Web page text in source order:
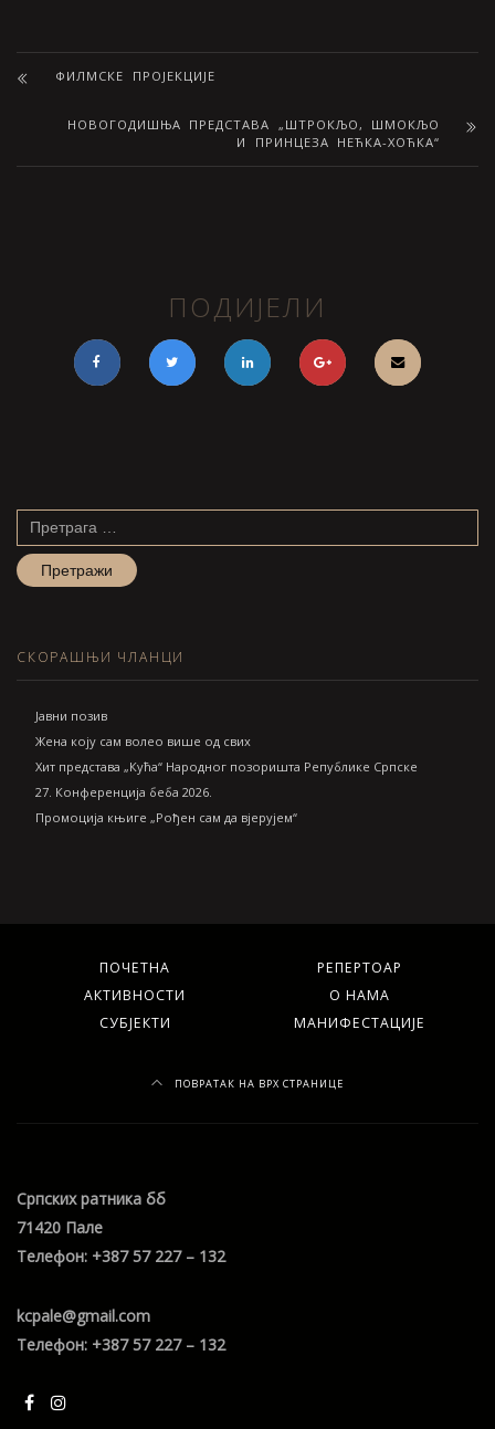
ФИЛМСКЕ ПРОЈЕКЦИЈЕ
НОВОГОДИШЊА ПРЕДСТАВА „ШТРОКЉО, ШМОКЉО
И ПРИНЦЕЗА НЕЋКА-ХОЋКА“
ПОДИЈЕЛИ
СКОРАШЊИ ЧЛАНЦИ
Jавни позив
Жена коју сам волео више од свих
Хит представа „Кућа“ Народног позоришта Републике Српске
27. Конференција беба 2026.
Промоција књиге „Рођен сам да вјерујем“
ПОЧЕТНА
РЕПЕРТОАР
АКТИВНОСТИ
О НАМА
СУБЈЕКТИ
МАНИФЕСТАЦИЈЕ
ПОВРАТАК НА ВРХ СТРАНИЦЕ
Српских ратника бб
71420 Пале
Телефон: +387 57 227 – 132
kcpale@gmail.com
Телефон: +387 57 227 – 132